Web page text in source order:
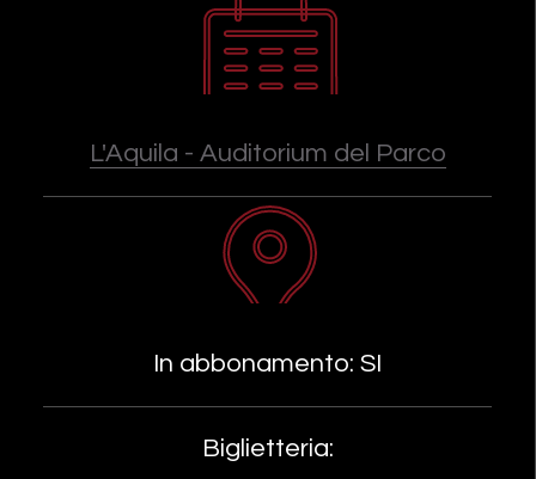
L'Aquila - Auditorium del Parco
In abbonamento: SI
Biglietteria: